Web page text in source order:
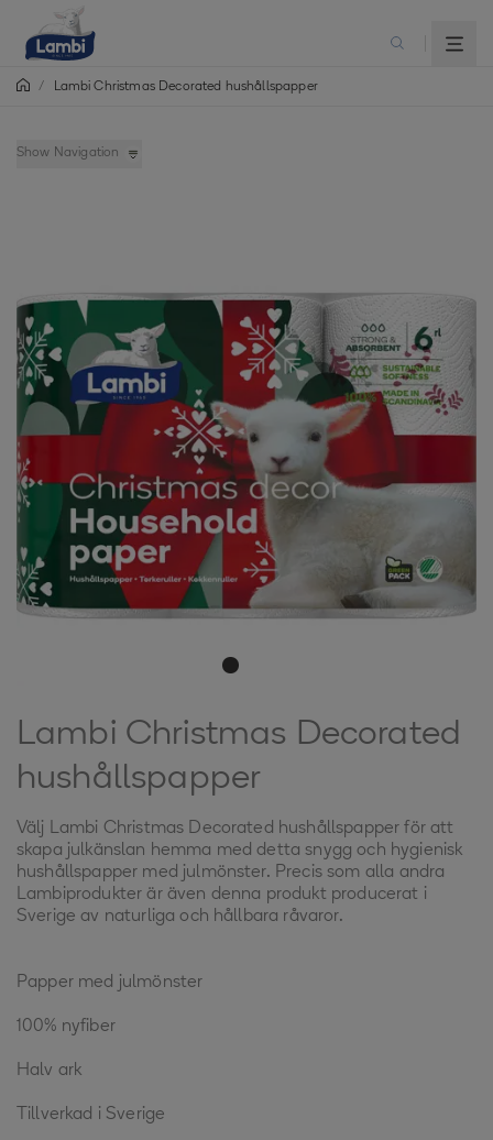
/ Lambi Christmas Decorated hushållspapper
Show Navigation
Lambi Christmas Decorated
hushållspapper
Välj Lambi Christmas Decorated hushållspapper för att
skapa julkänslan hemma med detta snygg och hygienisk
hushållspapper med julmönster. Precis som alla andra
Lambiprodukter är även denna produkt producerat i
Sverige av naturliga och hållbara råvaror.
Papper med julmönster
100% nyfiber
Halv ark
Tillverkad i Sverige